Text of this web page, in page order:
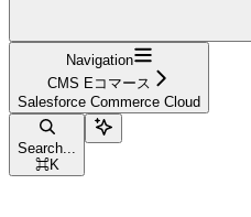
Navigation
CMS Eコマース
Salesforce Commerce Cloud
Search...
⌘K